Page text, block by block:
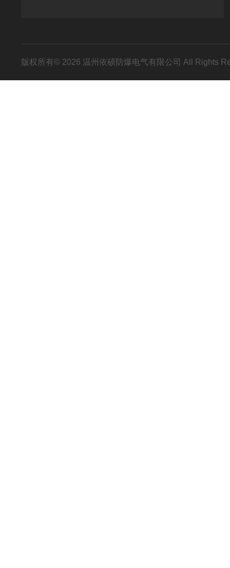
版权所有© 2026 温州依硕防爆电气有限公司 All Rights